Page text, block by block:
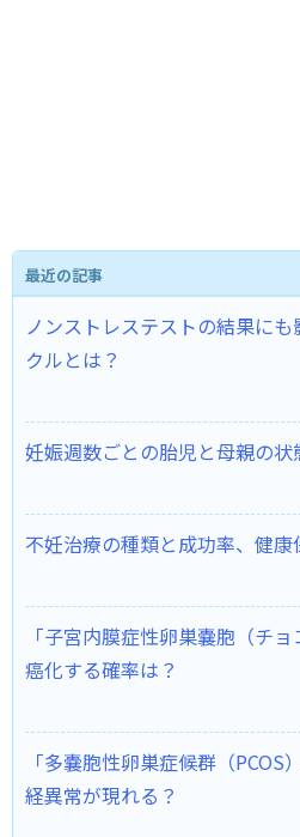
最近の記事
ノンストレステストの結果に
クルとは？ ​
妊娠週数ごとの胎児と母親の
不妊治療の種類と成功率、健
「子宮内膜症性卵巣嚢胞（チ
癌化する確率は？
「多嚢胞性卵巣症候群（
経異常が現れる？